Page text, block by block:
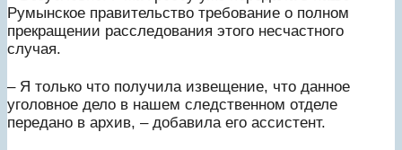
Румынское правительство требование о полном
прекращении расследования этого несчастного
случая.
– Я только что получила извещение, что данное
уголовное дело в нашем следственном отделе
передано в архив, – добавила его ассистент.